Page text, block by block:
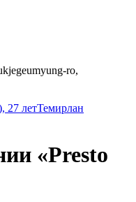
ro,
Темирлан
«Presto